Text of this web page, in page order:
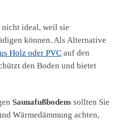
ideal, weil sie
können. Als Alternative
Holz oder PVC auf den
den Boden und bietet
Saunafußbodens sollten Sie
Wärmedämmung achten,